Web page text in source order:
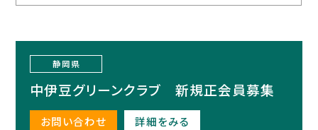
静岡県
中伊豆グリーンクラブ 新規正会員募集
お問い合わせ 詳細をみる